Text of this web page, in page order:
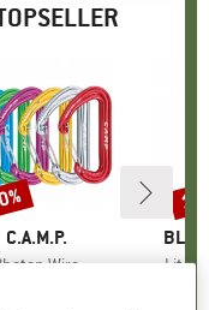
MARKE
C.A.M.P.
Wire
Artikel